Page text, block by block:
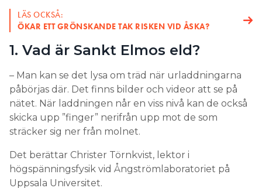
LÄS OCKSÅ:
ÖKAR ETT GRÖNSKANDE TAK RISKEN VID ÅSKA?
1. Vad är Sankt Elmos eld?
– Man kan se det lysa om träd när urladdningarna
påbörjas där. Det finns bilder och videor att se på
nätet. När laddningen når en viss nivå kan de också
skicka upp ”finger” nerifrån upp mot de som
sträcker sig ner från molnet.
Det berättar Christer Törnkvist, lektor i
högspänningsfysik vid Ångströmlaboratoriet på
Uppsala Universitet.